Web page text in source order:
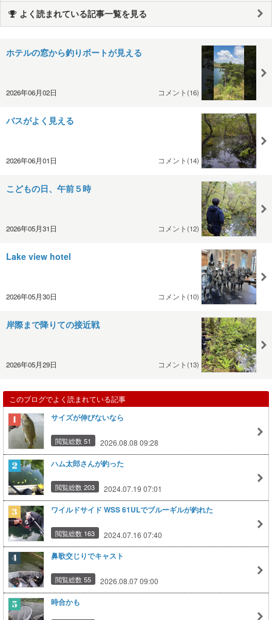
よく読まれている記事一覧を見る
ホテルの窓から釣りボートが見える
2026年06月02日 コメント(16)
バスがよく見える
2026年06月01日 コメント(14)
こどもの日、午前５時
2026年05月31日 コメント(12)
Lake view hotel
2026年05月30日 コメント(10)
岸際まで降りての接近戦
2026年05月29日 コメント(13)
このブログでよく読まれている記事
サイズが伸びないなら
閲覧総数 51 2026.08.08 09:28
ハム太郎さんが釣った
閲覧総数 203 2024.07.19 07:01
ワイルドサイド WSS 61ULでブルーギルが釣れた
閲覧総数 163 2024.07.16 07:40
鼻歌交じりでキャスト
閲覧総数 55 2026.08.07 09:00
時合かも